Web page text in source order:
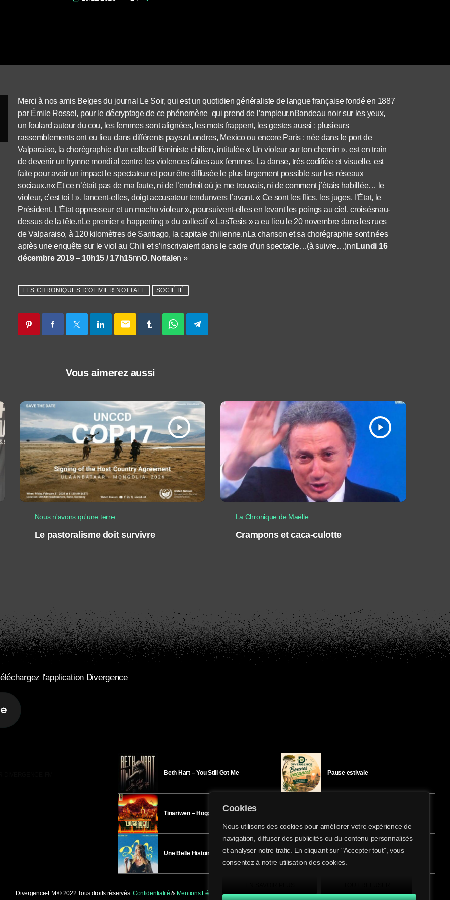
Cookies
Nous utilisons des cookies pour améliorer votre expérience de
navigation, diffuser des publicités ou du contenu personnalisés
et analyser notre trafic. En cliquant sur "Accepter tout", vous
consentez à notre utilisation des cookies.
share
email
Merci à nos amis Belges du journal Le Soir, qui est un quotidien généraliste de langue française fondé en 1887
par Émile Rossel, pour le décryptage de ce phénomène qui prend de l’ampleur.nBandeau noir sur les yeux,
un foulard autour du cou, les femmes sont alignées, les mots frappent, les gestes aussi : plusieurs
rassemblements ont eu lieu dans différents pays.n Londres, Mexico ou encore Paris : née dans le port de
Valparaiso, la chorégraphie d’un collectif féministe chilien, intitulée « Un violeur sur ton chemin », est en train
de devenir un hymne mondial contre les violences faites aux femmes. La danse, très codifiée et visuelle, est
faite pour avoir un impact le spectateur et pour être diffusée le plus largement possible sur les réseaux
sociaux.n« Et ce n’était pas de ma faute, ni de l’endroit où je me trouvais, ni de comment j’étais habillée… le
violeur, c’est toi ! », lancent-elles, doigt accusateur tendunvers l’avant. « Ce sont les flics, les juges, l’État, le
Président. L’État oppresseur et un macho violeur », poursuivent-elles en levant les poings au ciel, croisésnau-
dessus de la tête.nLe premier « happening » du collectif « LasTesis » a eu lieu le 20 novembre dans les rues
de Valparaiso, à 120 kilomètres de Santiago, la capitale chilienne.nLa chanson et sa chorégraphie sont nées
après une enquête sur le viol au Chili et s’inscrivaient dans le cadre d’un spectacle…(à suivre…)nn Lundi 16
décembre 2019 – 10h15 / 17h15nnO. Nottalen »
LES CHRONIQUES D'OLIVIER NOTTALE SOCIÉTÉ
email
Vous aimerez aussi
play_arrow
Nous n'avons qu'une terre
Le pastoralisme doit survivre
play_arrow
La Chronique de Maëlle
Crampons et caca-culotte
l'application Divergence
Beth Hart – You Still Got Me
Tinariwen – Hoggar
Une Belle Histoire – Héloïse Bay
Pause estivale
Ici l’Ombre – mardi 28 juillet
Divergence-FM © 2022 Tous droits réservés. Confidentialité & Mentions Légales.